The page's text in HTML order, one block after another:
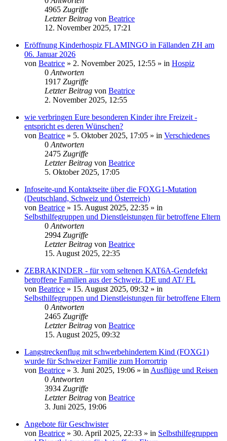
4965 Zugriffe
Letzter Beitrag von Beatrice
12. November 2025, 17:21
Eröffnung Kinderhospiz FLAMINGO in Fällanden ZH am
06. Januar 2026
von Beatrice » 2. November 2025, 12:55 » in Hospiz
0 Antworten
1917 Zugriffe
Letzter Beitrag von Beatrice
2. November 2025, 12:55
wie verbringen Eure besonderen Kinder ihre Freizeit -
entspricht es deren Wünschen?
von Beatrice » 5. Oktober 2025, 17:05 » in Verschiedenes
0 Antworten
2475 Zugriffe
Letzter Beitrag von Beatrice
5. Oktober 2025, 17:05
Infoseite-und Kontaktseite über die FOXG1-Mutation
(Deutschland, Schweiz und Österreich)
von Beatrice » 15. August 2025, 22:35 » in
Selbsthilfegruppen und Dienstleistungen für betroffene Eltern
0 Antworten
2994 Zugriffe
Letzter Beitrag von Beatrice
15. August 2025, 22:35
ZEBRAKINDER - für vom seltenen KAT6A-Gendefekt
betroffene Familien aus der Schweiz, DE und AT/ FL
von Beatrice » 15. August 2025, 09:32 » in
Selbsthilfegruppen und Dienstleistungen für betroffene Eltern
0 Antworten
2465 Zugriffe
Letzter Beitrag von Beatrice
15. August 2025, 09:32
Langstreckenflug mit schwerbehindertem Kind (FOXG1)
wurde für Schweizer Familie zum Horrortrip
von Beatrice » 3. Juni 2025, 19:06 » in Ausflüge und Reisen
0 Antworten
3934 Zugriffe
Letzter Beitrag von Beatrice
3. Juni 2025, 19:06
Angebote für Geschwister
von Beatrice » 30. April 2025, 22:33 » in Selbsthilfegruppen